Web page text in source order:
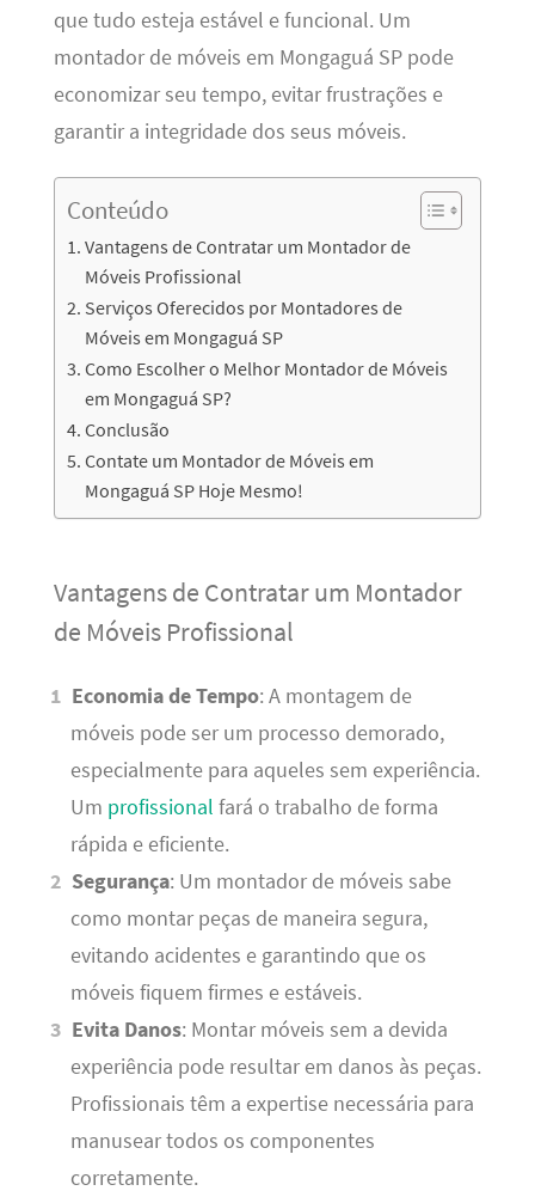
que tudo esteja estável e funcional. Um
montador de móveis em Mongaguá SP pode
economizar seu tempo, evitar frustrações e
garantir a integridade dos seus móveis.
Conteúdo
Vantagens de Contratar um Montador de
Móveis Profissional
Serviços Oferecidos por Montadores de
Móveis em Mongaguá SP
Como Escolher o Melhor Montador de Móveis
em Mongaguá SP?
Conclusão
Contate um Montador de Móveis em
Mongaguá SP Hoje Mesmo!
Vantagens de Contratar um Montador
de Móveis Profissional
Economia de Tempo: A montagem de
móveis pode ser um processo demorado,
especialmente para aqueles sem experiência.
Um profissional fará o trabalho de forma
rápida e eficiente.
Segurança: Um montador de móveis sabe
como montar peças de maneira segura,
evitando acidentes e garantindo que os
móveis fiquem firmes e estáveis.
Evita Danos: Montar móveis sem a devida
experiência pode resultar em danos às peças.
Profissionais têm a expertise necessária para
manusear todos os componentes
corretamente.